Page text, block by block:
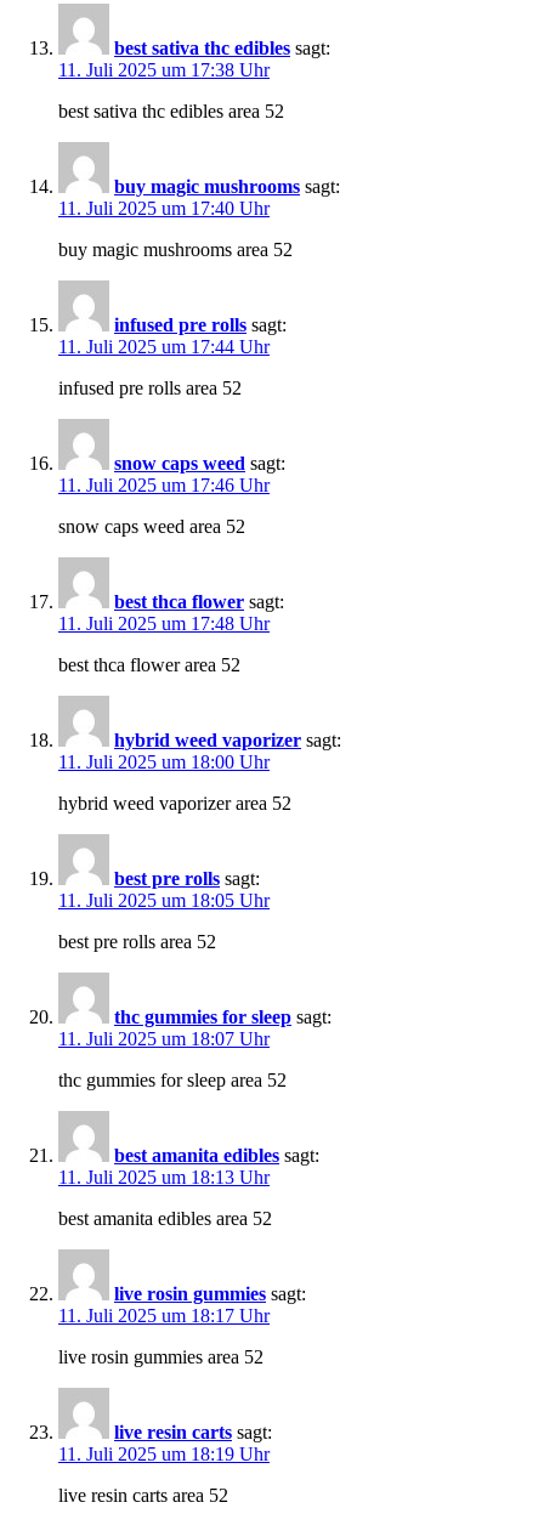
best sativa thc edibles sagt:
11. Juli 2025 um 17:38 Uhr
best sativa thc edibles area 52
buy magic mushrooms sagt:
11. Juli 2025 um 17:40 Uhr
buy magic mushrooms area 52
infused pre rolls sagt:
11. Juli 2025 um 17:44 Uhr
infused pre rolls area 52
snow caps weed sagt:
11. Juli 2025 um 17:46 Uhr
snow caps weed area 52
best thca flower sagt:
11. Juli 2025 um 17:48 Uhr
best thca flower area 52
hybrid weed vaporizer sagt:
11. Juli 2025 um 18:00 Uhr
hybrid weed vaporizer area 52
best pre rolls sagt:
11. Juli 2025 um 18:05 Uhr
best pre rolls area 52
thc gummies for sleep sagt:
11. Juli 2025 um 18:07 Uhr
thc gummies for sleep area 52
best amanita edibles sagt:
11. Juli 2025 um 18:13 Uhr
best amanita edibles area 52
live rosin gummies sagt:
11. Juli 2025 um 18:17 Uhr
live rosin gummies area 52
live resin carts sagt:
11. Juli 2025 um 18:19 Uhr
live resin carts area 52